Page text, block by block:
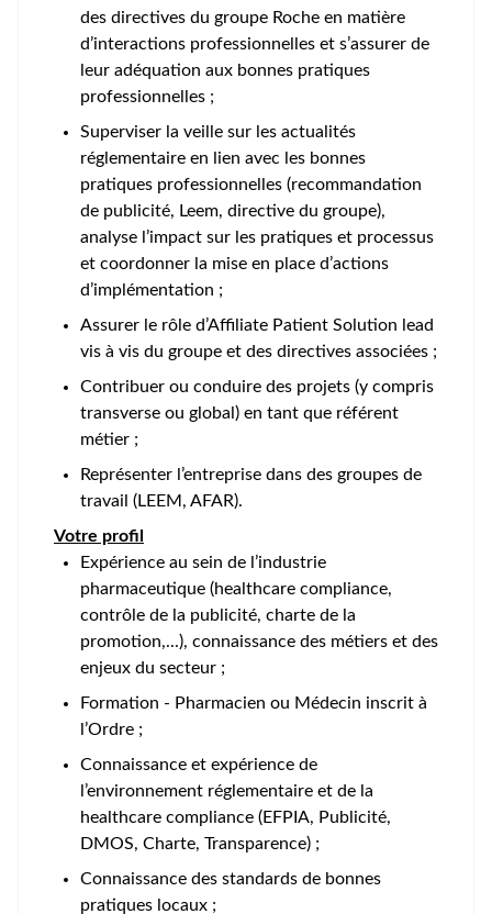
des directives du groupe Roche en matière
d’interactions professionnelles et s’assurer de
leur adéquation aux bonnes pratiques
professionnelles ;
Superviser la veille sur les actualités
réglementaire en lien avec les bonnes
pratiques professionnelles (recommandation
de publicité, Leem, directive du groupe),
analyse l’impact sur les pratiques et processus
et coordonner la mise en place d’actions
d’implémentation ;
Assurer le rôle d’Affiliate Patient Solution lead
vis à vis du groupe et des directives associées ;
Contribuer ou conduire des projets (y compris
transverse ou global) en tant que référent
métier ;
Représenter l’entreprise dans des groupes de
travail (LEEM, AFAR).
Votre profil
Expérience au sein de l’industrie
pharmaceutique (healthcare compliance,
contrôle de la publicité, charte de la
promotion,...), connaissance des métiers et des
enjeux du secteur ;
Formation - Pharmacien ou Médecin inscrit à
l’Ordre ;
Connaissance et expérience de
l’environnement réglementaire et de la
healthcare compliance (EFPIA, Publicité,
DMOS, Charte, Transparence) ;
Connaissance des standards de bonnes
pratiques locaux ;